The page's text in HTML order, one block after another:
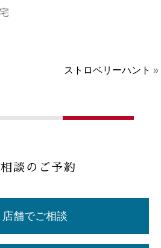
ストロベリーハント »
談のご予約
店舗でご相談